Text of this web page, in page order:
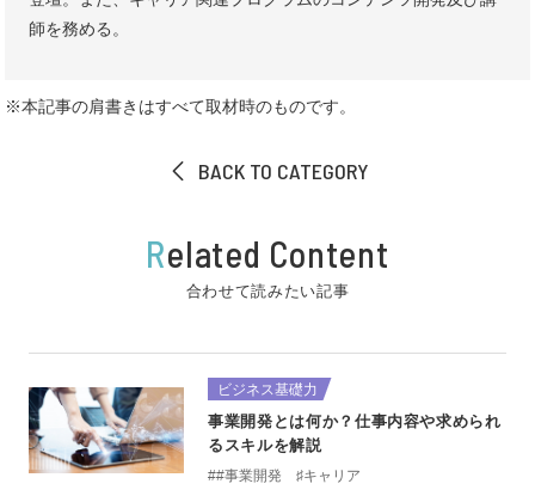
師を務める。
※本記事の肩書きはすべて取材時のものです。
BACK TO CATEGORY
Related Content
合わせて読みたい記事
ビジネス基礎力
事業開発とは何か？仕事内容や求められ
るスキルを解説
##事業開発 ♯キャリア